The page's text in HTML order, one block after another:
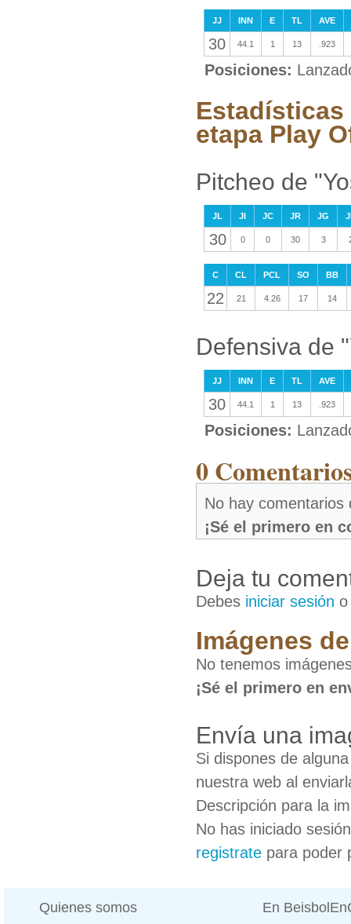
JJ INN E TL AVE
30 44.1 1 13 .923
Posiciones:
Estadísticas
etapa Play
Pitcheo de
JL JI JC JR JG
30 0 0 30 3
C CL PCL SO BB
22 21 4.26 17 14
Defensiva de
JJ INN E TL AVE
30 44.1 1 13 .923
Posiciones:
0
No hay comentarios
¡Sé el primero en
Deja tu
Debes iniciar sesión
Imágenes
No tenemos
¡Sé el primero en
Envía una
Si dispones de
nuestra web al
Descripción para la
No has iniciado
registrate para poder
Quienes somos En